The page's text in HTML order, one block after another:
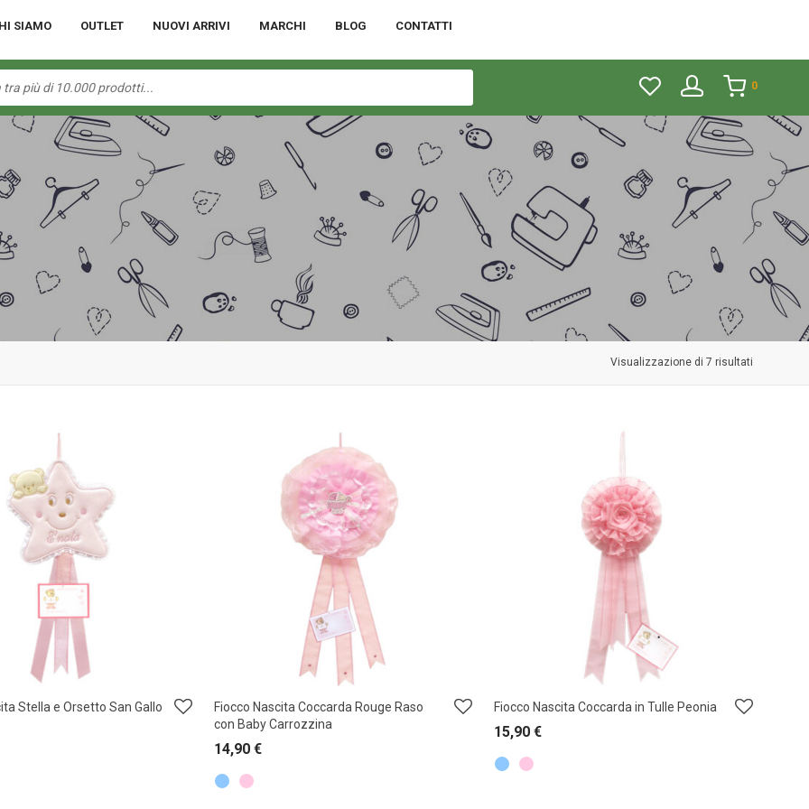
SIAMO OUTLET NUOVI ARRIVI MARCHI BLOG CONTATTI
0
Visualizzazione di 7 risultati
Stella e Orsetto San Gallo
Fiocco Nascita Coccarda Rouge Raso
con Baby Carrozzina
14,90 €
Fiocco Nascita Coccarda in Tulle Peonia
15,90€